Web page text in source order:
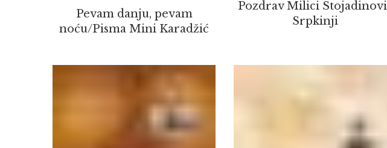
Pevam danju, pevam
noću/Pisma Mini Karadžić
Pozdrav Milici
Srpkinji